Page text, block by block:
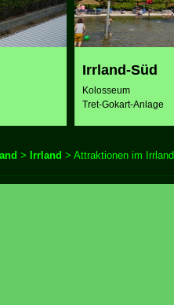
Irrland-Süd
Kolosseum
Tret-Gokart-Anlage
> Irrland > Attraktionen im Irrland